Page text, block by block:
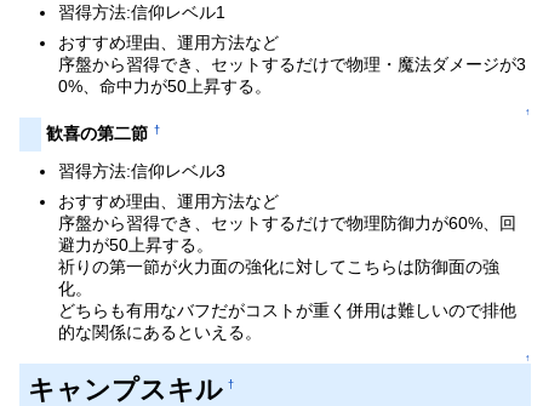
習得方法:信仰レベル1
おすすめ理由、運用方法など
序盤から習得でき、セットするだけで物理・魔法ダメージが3
0%、命中力が50上昇する。
↑
歓喜の第二節 †
習得方法:信仰レベル3
おすすめ理由、運用方法など
序盤から習得でき、セットするだけで物理防御力が60%、回
避力が50上昇する。
祈りの第一節が火力面の強化に対してこちらは防御面の強
化。
どちらも有用なバフだがコストが重く併用は難しいので排他
的な関係にあるといえる。
↑
キャンプスキル †